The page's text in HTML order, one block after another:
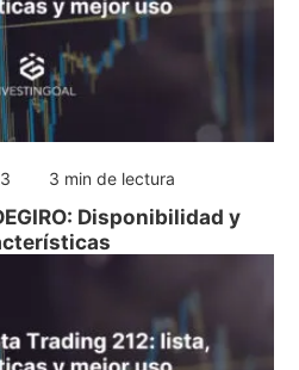
3 min de lectura
Disponibilidad y